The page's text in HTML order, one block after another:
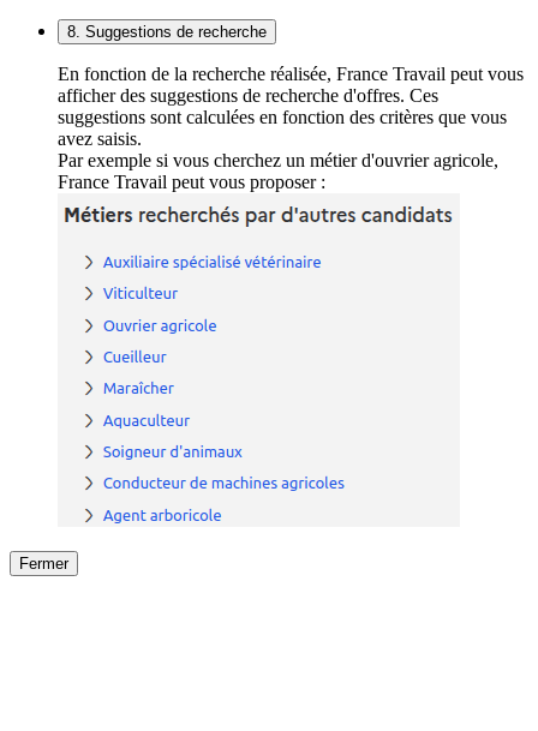
8. Suggestions de recherche
En fonction de la recherche réalisée, France Travail peut vous
afficher des suggestions de recherche d'offres. Ces
suggestions sont calculées en fonction des critères que vous
avez saisis.
Par exemple si vous cherchez un métier d'ouvrier agricole,
France Travail peut vous proposer :
Fermer